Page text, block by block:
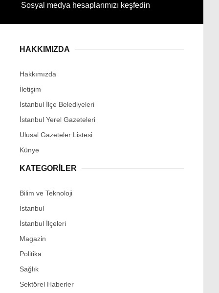
Sosyal medya hesaplarımızı keşfedin
HAKKIMIZDA
Hakkımızda
İletişim
İstanbul İlçe Belediyeleri
İstanbul Yerel Gazeteleri
Ulusal Gazeteler Listesi
Künye
KATEGORİLER
Bilim ve Teknoloji
İstanbul
İstanbul İlçeleri
Magazin
Politika
Sağlık
Sektörel Haberler